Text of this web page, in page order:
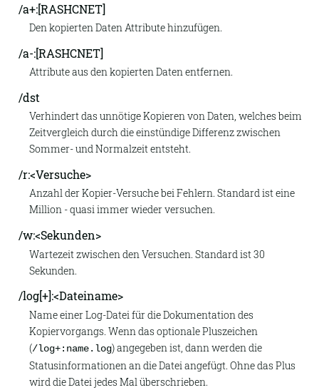
/a+:[RASHCNET]
Den kopierten Daten Attribute hinzufügen.
/a-:[RASHCNET]
Attribute aus den kopierten Daten entfernen.
/dst
Verhindert das unnötige Kopieren von Daten, welches beim
Zeitvergleich durch die einstündige Differenz zwischen
Sommer- und Normalzeit entsteht.
/r:<Versuche>
Anzahl der Kopier-Versuche bei Fehlern. Standard ist eine
Million - quasi immer wieder versuchen.
/w:<Sekunden>
Wartezeit zwischen den Versuchen. Standard ist 30
Sekunden.
/log[+]:<Dateiname>
Name einer Log-Datei für die Dokumentation des
Kopiervorgangs. Wenn das optionale Pluszeichen
(/log+:name.log) angegeben ist, dann werden die
Statusinformationen an die Datei angefügt. Ohne das Plus
wird die Datei jedes Mal überschrieben.